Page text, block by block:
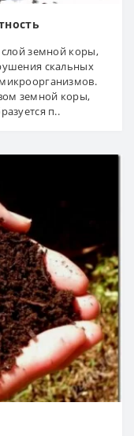
слой земной коры,
скальных
земной коры,
п..